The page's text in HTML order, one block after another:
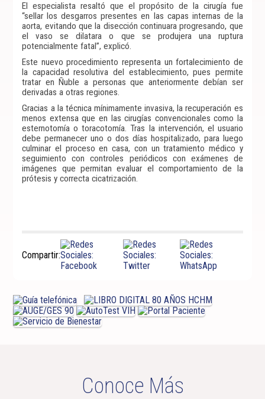
El especialista resaltó que el propósito de la cirugía fue
“sellar los desgarros presentes en las capas internas de la
aorta, evitando que la disección continuara progresando, que
el vaso se dilatara o que se produjera una ruptura
potencialmente fatal”, explicó.
Este nuevo procedimiento representa un fortalecimiento de
la capacidad resolutiva del establecimiento, pues permite
tratar en Ñuble a personas que anteriormente debían ser
derivadas a otras regiones.
Gracias a la técnica mínimamente invasiva, la recuperación es
menos extensa que en las cirugías convencionales como la
esternotomía o toracotomía. Tras la intervención, el usuario
debe permanecer uno o dos días hospitalizado, para luego
culminar el proceso en casa, con un tratamiento médico y
seguimiento con controles periódicos con exámenes de
imágenes que permitan evaluar el comportamiento de la
prótesis y correcta cicatrización.
Compartir:
Conoce Más